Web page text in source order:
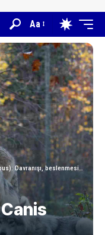
Aa
beslenmesi ve habitatı